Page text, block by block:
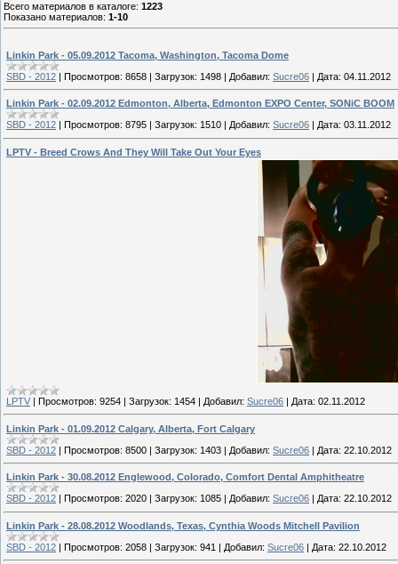
Всего материалов в каталоге: 1223
Показано материалов: 1-10
Linkin Park - 05.09.2012 Tacoma, Washington, Tacoma Dome
SBD - 2012 | Просмотров: 8658 | Загрузок: 1498 | Добавил: Sucre06 | Дата: 04.11.2012
Linkin Park - 02.09.2012 Edmonton, Alberta, Edmonton EXPO Center, SONiC BOOM
SBD - 2012
Просмотров: 8795 Загрузок: 1510 Добавил: Sucre06 Дата: 03.11.2012
LPTV - Breed Crows And They Will Take Out Your Eyes
LPTV | Просмотров: 9254 | Загрузок: 1454 | Добавил: Sucre06 | Дата: 02.11.2012
Linkin Park - 01.09.2012 Calgary, Alberta, Fort Calgary
SBD - 2012 | Просмотров: 8500 | Загрузок: 1403 | Добавил: Sucre06 | Дата: 22.10.2012
Linkin Park - 30.08.2012 Englewood, Colorado, Comfort Dental Amphitheatre
SBD - 2012
Просмотров: 2020 Загрузок: 1085 Добавил: Sucre06 Дата: 22.10.2012
Linkin Park - 28.08.2012 Woodlands, Texas, Cynthia Woods Mitchell Pavilion
SBD - 2012 | Просмотров: 2058 | Загрузок: 941 | Добавил: Sucre06 | Дата: 22.10.2012